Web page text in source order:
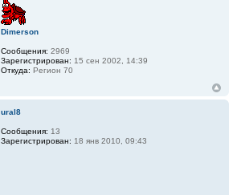
Dimerson
Сообщения: 2969
Зарегистрирован: 15 сен 2002, 14:39
Откуда: Регион 70
ural8
Сообщения: 13
Зарегистрирован: 18 янв 2010, 09:43